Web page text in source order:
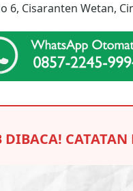
6, Cisaranten Wetan,
CATATAN